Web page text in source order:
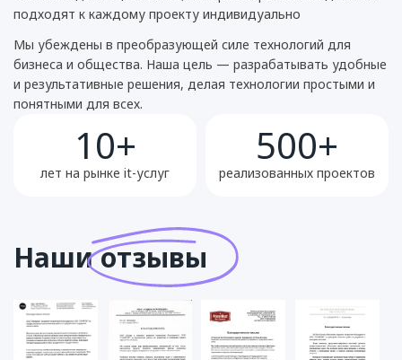
подходят к каждому проекту индивидуально
Мы убеждены в преобразующей силе технологий для
бизнеса и общества. Наша цель — разрабатывать удобные
и результативные решения, делая технологии простыми и
понятными для всех.
10+
лет на рынке it-услуг
500+
реализованных проектов
Нашиотзывы